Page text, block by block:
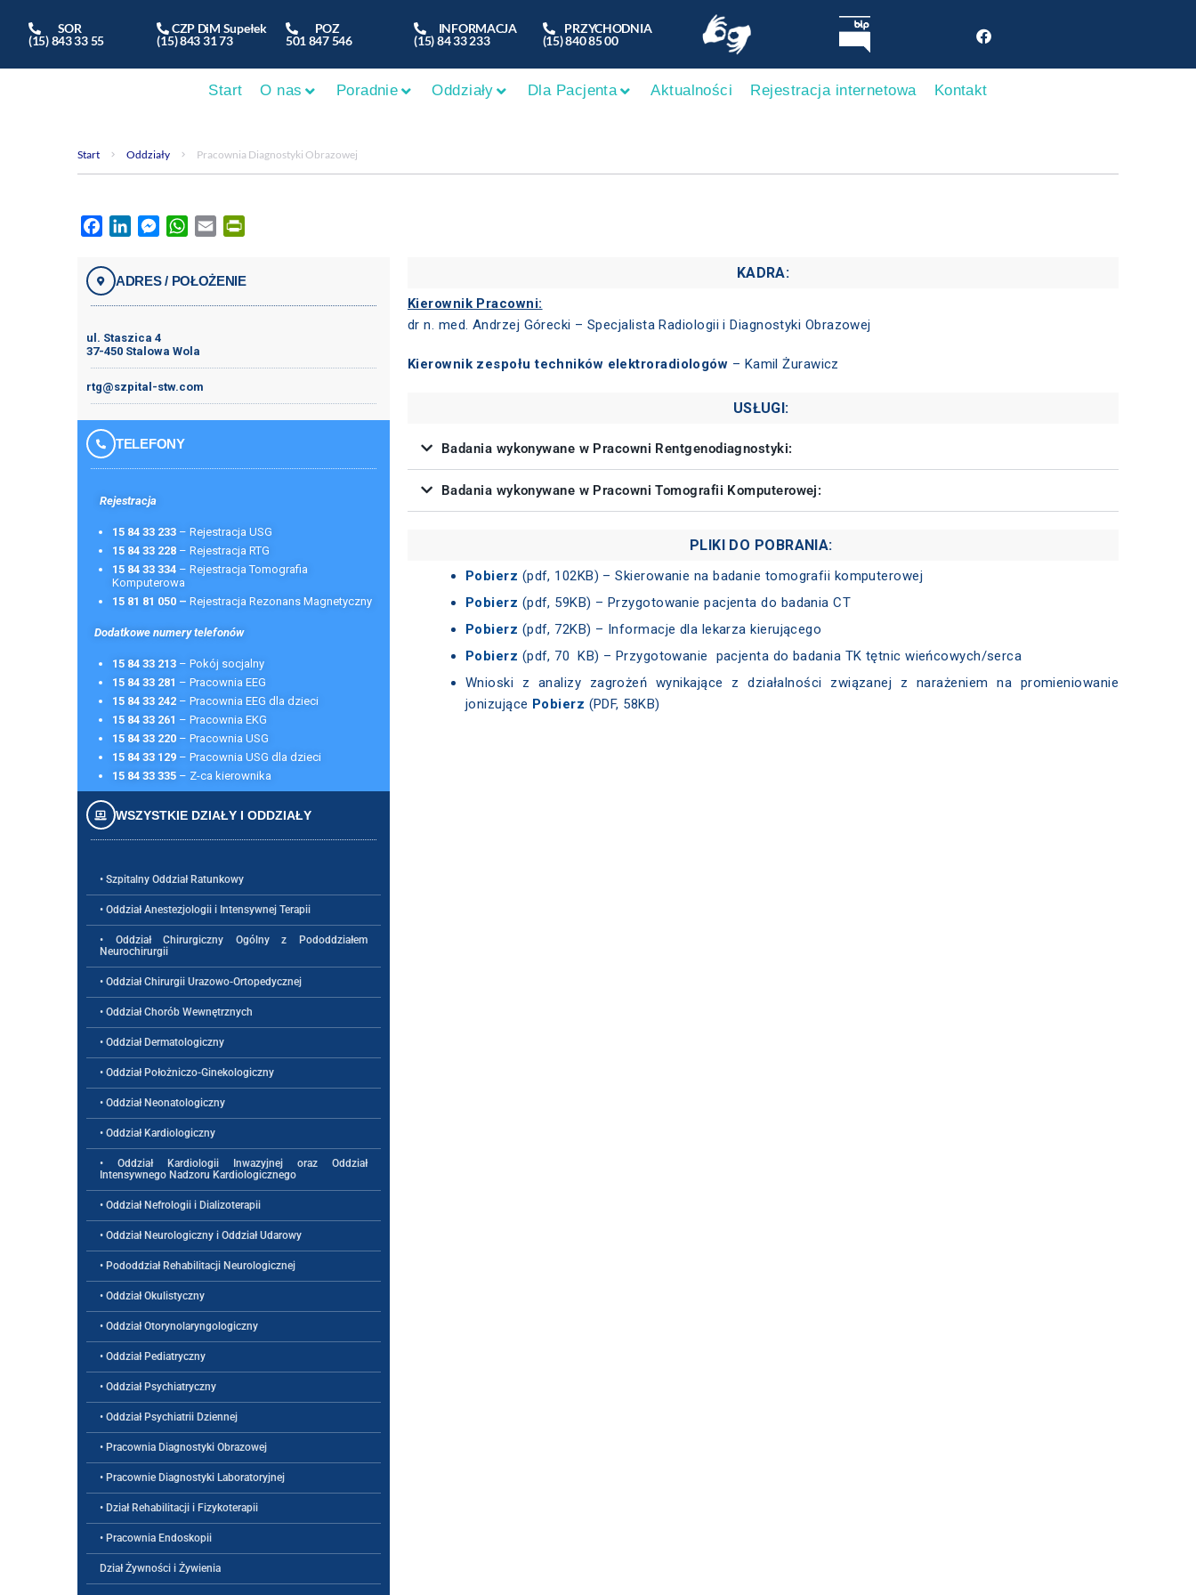
SOR
(15) 843 33 55
CZP DiM Supełek
(15) 843 31 73
POZ
501 847 546
INFORMACJA
(15) 84 33 233
PRZYCHODNIA
(15) 840 85 00
Start O nas Poradnie Oddziały Dla Pacjenta Aktualności Rejestracja internetowa Kontakt
Start Oddziały Pracownia Diagnostyki Obrazowej
FacebookLinkedInMessenger
WhatsApp
Email
ADRES / POŁOŻENIE
ul. Staszica 4
37-450 Stalowa Wola
rtg@szpital-stw.com
TELEFONY
Rejestracja
15 84 33 233 – Rejestracja USG
15 84 33 228 – Rejestracja RTG
15 84 33 334 – Rejestracja Tomografia
Komputerowa
15 81 81 050 – Rejestracja Rezonans Magnetyczny
Dodatkowe numery telefonów
15 84 33 213 – Pokój socjalny
15 84 33 281 – Pracownia EEG
15 84 33 242 – Pracownia EEG dla dzieci
15 84 33 261 – Pracownia EKG
15 84 33 220 – Pracownia USG
15 84 33 129 – Pracownia USG dla dzieci
15 84 33 335 – Z-ca kierownika
WSZYSTKIE DZIAŁY I ODDZIAŁY
• Szpitalny Oddział Ratunkowy
• Oddział Anestezjologii i Intensywnej Terapii
• Oddział Chirurgiczny Ogólny z Pododdziałem
Neurochirurgii
• Oddział Chirurgii Urazowo-Ortopedycznej
• Oddział Chorób Wewnętrznych
• Oddział Dermatologiczny
• Oddział Położniczo-Ginekologiczny
• Oddział Neonatologiczny
• Oddział Kardiologiczny
• Oddział Kardiologii Inwazyjnej oraz Oddział
Intensywnego Nadzoru Kardiologicznego
• Oddział Nefrologii i Dializoterapii
• Oddział Neurologiczny i Oddział Udarowy
• Pododdział Rehabilitacji Neurologicznej
• Oddział Okulistyczny
• Oddział Otorynolaryngologiczny
• Oddział Pediatryczny
• Oddział Psychiatryczny
• Oddział Psychiatrii Dziennej
• Pracownia Diagnostyki Obrazowej
• Pracownie Diagnostyki Laboratoryjnej
• Dział Rehabilitacji i Fizykoterapii
• Pracownia Endoskopii
Dział Żywności i Żywienia
KADRA:
Kierownik Pracowni:
dr n. med. Andrzej Górecki – Specjalista Radiologii i Diagnostyki Obrazowej
Kierownik zespołu techników elektroradiologów – Kamil Żurawicz
USŁUGI:
Badania wykonywane w Pracowni Rentgenodiagnostyki:
Badania wykonywane w Pracowni Tomografii Komputerowej:
PLIKI DO POBRANIA:
Pobierz (pdf, 102KB) – Skierowanie na badanie tomografii komputerowej
Pobierz (pdf, 59KB) – Przygotowanie pacjenta do badania CT
Pobierz (pdf, 72KB) – Informacje dla lekarza kierującego
Pobierz (pdf, 70 KB) – Przygotowanie pacjenta do badania TK tętnic wieńcowych/serca
Wnioski z analizy zagrożeń wynikające z działalności związanej z narażeniem na promieniowanie
jonizujące Pobierz (PDF, 58KB)